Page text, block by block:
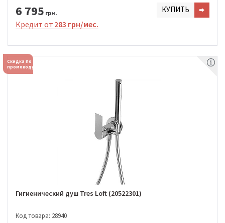
6 795 грн. КУПИТЬ
Кредит от 283 грн/мес.
Скидка по
промокоду
Гигиенический душ Tres Loft (20522301)
Код товара: 28940